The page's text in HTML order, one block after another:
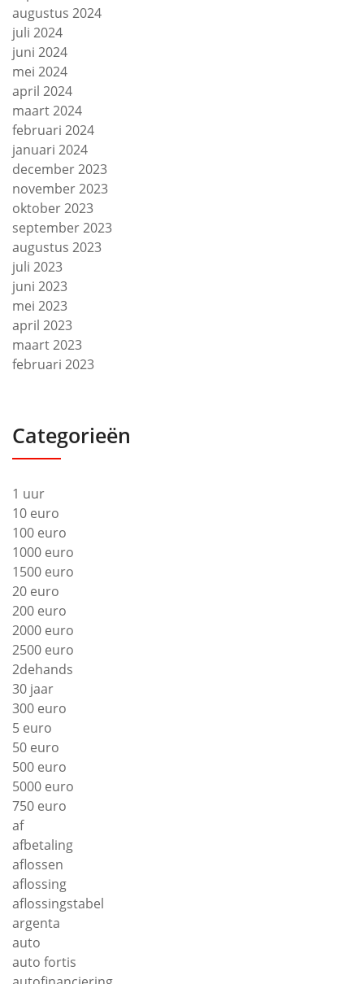
augustus 2024
juli 2024
juni 2024
mei 2024
april 2024
maart 2024
februari 2024
januari 2024
december 2023
november 2023
oktober 2023
september 2023
augustus 2023
juli 2023
juni 2023
mei 2023
april 2023
maart 2023
februari 2023
Categorieën
1 uur
10 euro
100 euro
1000 euro
1500 euro
20 euro
200 euro
2000 euro
2500 euro
2dehands
30 jaar
300 euro
5 euro
50 euro
500 euro
5000 euro
750 euro
af
afbetaling
aflossen
aflossing
aflossingstabel
argenta
auto
auto fortis